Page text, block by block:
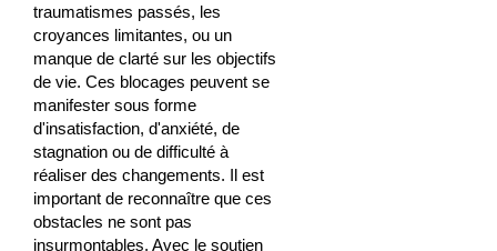
traumatismes passés, les
croyances limitantes, ou un
manque de clarté sur les objectifs
de vie. Ces blocages peuvent se
manifester sous forme
d'insatisfaction, d'anxiété, de
stagnation ou de difficulté à
réaliser des changements. Il est
important de reconnaître que ces
obstacles ne sont pas
insurmontables. Avec le soutien